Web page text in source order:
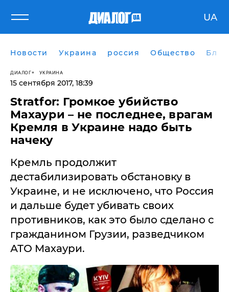
UA
Новости Украина россия Общество
ДИАЛОГ УКРАИНА
15 сентября 2017, 18:39
Stratfor: Громкое убийство
Махаури – не последнее, врагам
Кремля в Украине надо быть
начеку
Кремль продолжит
дестабилизировать обстановку в
Украине, и не исключено, что Россия
и дальше будет убивать своих
противников, как это было сделано с
гражданином Грузии, разведчиком
АТО Махаури.